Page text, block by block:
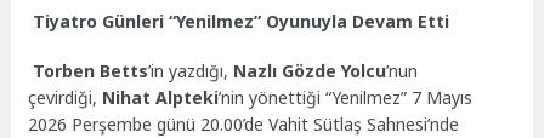
Tiyatro Günleri “Yenilmez” Oyunuyla Devam Etti
Torben Betts’in yazdığı, Nazlı Gözde Yolcu’nun
çevirdiği, Nihat Alpteki’nin yönettiği “Yenilmez” 7 Mayıs
2026 Perşembe günü 20.00’de Vahit Sütlaş Sahnesi’nde